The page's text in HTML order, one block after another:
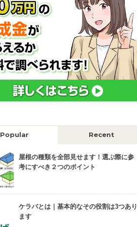
Popular Recent
屋根の種類を全部見せます！選ぶ際に参
考にすべき２つのポイント
ケラバとは｜基本的なその役割は3つあり
ます